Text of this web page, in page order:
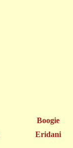
Boogie
Eridani